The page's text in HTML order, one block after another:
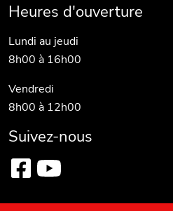
Heures d'ouverture
Lundi au jeudi
8h00 à 16h00
Vendredi
8h00 à 12h00
Suivez-nous